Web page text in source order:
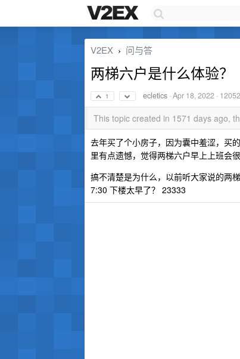
V2EX › 问与答
两梯六户是什么体验？
1 ecletics ·Apr 18, 2022 ·
This topic created in 1571 days ago,
去年买了个小房子，因为囊中羞涩，买
里有点遗憾，觉得两梯六户早上上班会
搞不清楚是为什么，以前听大家说的两
7:30 下楼太早了？ 23333